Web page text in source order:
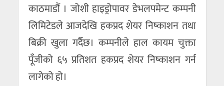
काठमाडौं । जोशी हाइड्रोपावर डेभलपमेन्ट कम्पनी
लिमिटेडले आजदेखि हकप्रद शेयर निष्काशन तथा
बिक्री खुला गर्दैछ। कम्पनीले हाल कायम चुक्ता
पूँजीको ६५ प्रतिशत हकप्रद शेयर निष्काशन गर्न
लागेको हो।